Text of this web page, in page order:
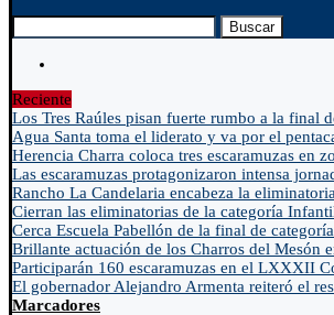
Buscar
Reciente
Los Tres Raúles pisan fuerte rumbo a la final
Agua Santa toma el liderato y va por el
Herencia Charra coloca tres escaramuzas en
Las escaramuzas protagonizaron intensa
Rancho La Candelaria encabeza la
Cierran las eliminatorias de la categoría
Cerca Escuela Pabellón de la final de
Brillante actuación de los Charros del Mesón
Participarán 160 escaramuzas en el LXXXII
El gobernador Alejandro Armenta reiteró el
Marcadores